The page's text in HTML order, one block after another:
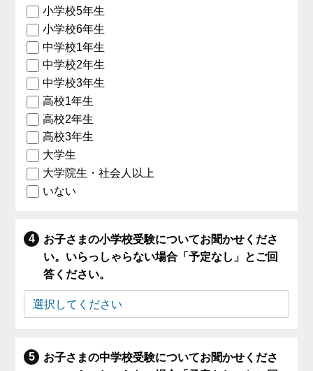
小学校5年生
小学校6年生
中学校1年生
中学校2年生
中学校3年生
高校1年生
高校2年生
高校3年生
大学生
大学院生・社会人以上
いない
お子さまの小学校受験についてお聞かせくださ
い。いらっしゃらない場合「予定なし」とご回
答ください。
お子さまの中学校受験についてお聞かせくださ